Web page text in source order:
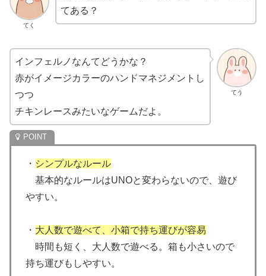
てく
てある？
てう
インフェルノなんてどうかな？
赤がイメージカラーのハンドマネジメントし
つつ
チキンレースみたいなゲームだよ。
・ シンプルなルール
基本的なルールはUNOと変わらないので、遊び
やすい。
・ 大人数で遊べて、小箱で持ち運びが容易
時間も短く、大人数で遊べる。箱も小さいので
持ち運びもしやすい。